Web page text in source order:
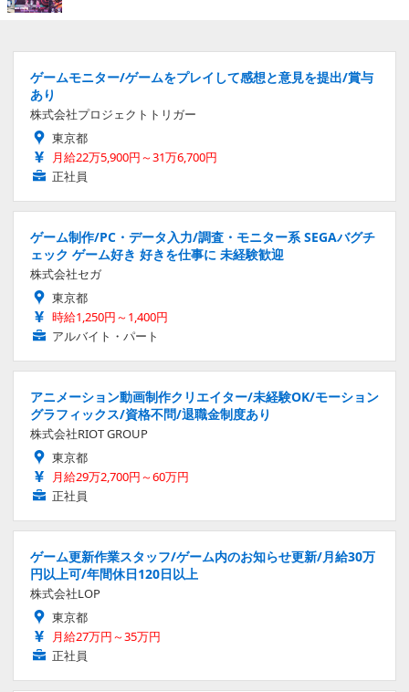
ゲームモニター/ゲームをプレイして感想と意見を提出/賞与
あり
株式会社プロジェクトトリガー
東京都
月給22万5,900円～31万6,700円
正社員
ゲーム制作/PC・データ入力/調査・モニター系 SEGAバグチ
ェック ゲーム好き 好きを仕事に 未経験歓迎
株式会社セガ
東京都
時給1,250円～1,400円
アルバイト・パート
アニメーション動画制作クリエイター/未経験OK/モーション
グラフィックス/資格不問/退職金制度あり
株式会社RIOT GROUP
東京都
月給29万2,700円～60万円
正社員
ゲーム更新作業スタッフ/ゲーム内のお知らせ更新/月給30万
円以上可/年間休日120日以上
株式会社LOP
東京都
月給27万円～35万円
正社員